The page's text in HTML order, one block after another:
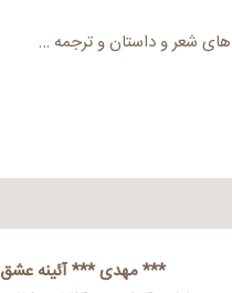
های شعر و داستان و ترجمه …
*** مهدی *** آئینه عشق